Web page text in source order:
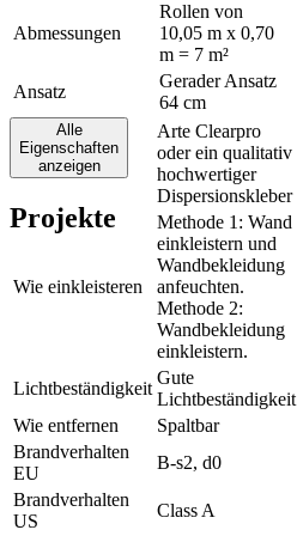
Abmessungen
Rollen von
10,05 m x 0,70
m = 7 m²
Ansatz
Gerader Ansatz
64 cm
Klebstoff
Arte Clearpro
oder ein qualitativ
hochwertiger
Dispersionskleber
Wie einkleisteren
Methode 1: Wand
einkleistern und
Wandbekleidung
anfeuchten.
Methode 2:
Wandbekleidung
einkleistern.
Lichtbeständigkeit
Gute
Lichtbeständigkeit
Wie entfernen
Spaltbar
Brandverhalten
EU
B-s2, d0
Brandverhalten
US
Class A
Alle
Eigenschaften
anzeigen
Projekte